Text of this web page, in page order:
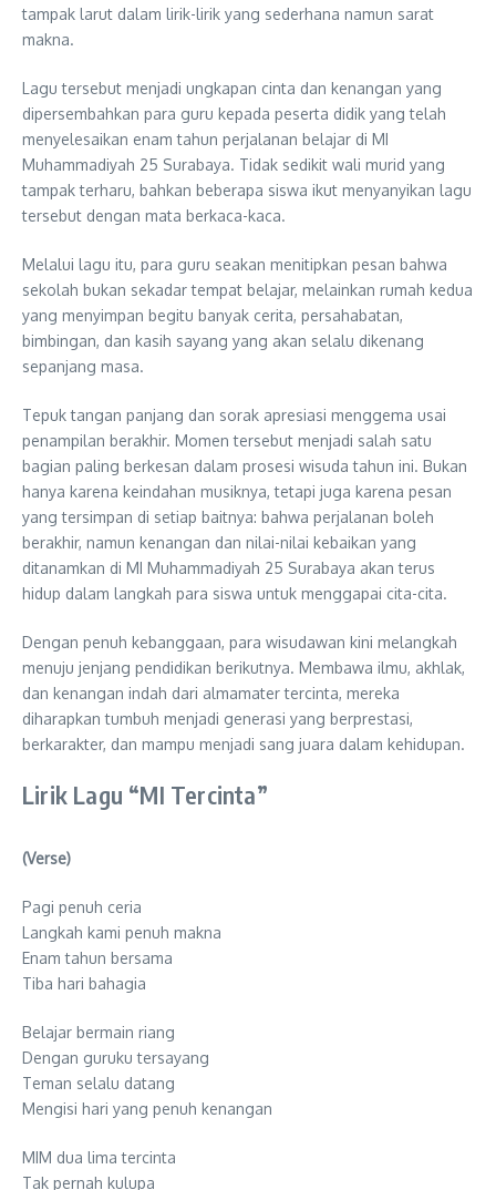
tampak larut dalam lirik-lirik yang sederhana namun sarat
makna.
Lagu tersebut menjadi ungkapan cinta dan kenangan yang
dipersembahkan para guru kepada peserta didik yang telah
menyelesaikan enam tahun perjalanan belajar di MI
Muhammadiyah 25 Surabaya. Tidak sedikit wali murid yang
tampak terharu, bahkan beberapa siswa ikut menyanyikan lagu
tersebut dengan mata berkaca-kaca.
Melalui lagu itu, para guru seakan menitipkan pesan bahwa
sekolah bukan sekadar tempat belajar, melainkan rumah kedua
yang menyimpan begitu banyak cerita, persahabatan,
bimbingan, dan kasih sayang yang akan selalu dikenang
sepanjang masa.
Tepuk tangan panjang dan sorak apresiasi menggema usai
penampilan berakhir. Momen tersebut menjadi salah satu
bagian paling berkesan dalam prosesi wisuda tahun ini. Bukan
hanya karena keindahan musiknya, tetapi juga karena pesan
yang tersimpan di setiap baitnya: bahwa perjalanan boleh
berakhir, namun kenangan dan nilai-nilai kebaikan yang
ditanamkan di MI Muhammadiyah 25 Surabaya akan terus
hidup dalam langkah para siswa untuk menggapai cita-cita.
Dengan penuh kebanggaan, para wisudawan kini melangkah
menuju jenjang pendidikan berikutnya. Membawa ilmu, akhlak,
dan kenangan indah dari almamater tercinta, mereka
diharapkan tumbuh menjadi generasi yang berprestasi,
berkarakter, dan mampu menjadi sang juara dalam kehidupan.
Lirik Lagu “MI Tercinta”
(Verse)
Pagi penuh ceria
Langkah kami penuh makna
Enam tahun bersama
Tiba hari bahagia
Belajar bermain riang
Dengan guruku tersayang
Teman selalu datang
Mengisi hari yang penuh kenangan
MIM dua lima tercinta
Tak pernah kulupa